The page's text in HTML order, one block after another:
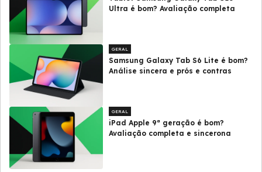
Ultra é bom? Avaliação completa
GERAL
Samsung Galaxy Tab S6 Lite é bom?
Análise sincera e prós e contras
GERAL
iPad Apple 9ª geração é bom?
Avaliação completa e sincerona